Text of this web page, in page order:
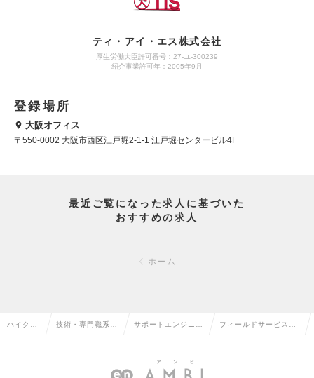
ティ・アイ・エス株式会社
厚生労働大臣許可番号：27-ユ-300239
紹介事業許可年：2005年9月
登録場所
大阪オフィス
〒550-0002 大阪市西区江戸堀2-1-1 江戸堀センタービル4F
最近ご覧になった求人に基づいた
おすすめの求人
ホーム
ハイクラ 技術・専門職系 サポートエンジニア フィールドサービスエ